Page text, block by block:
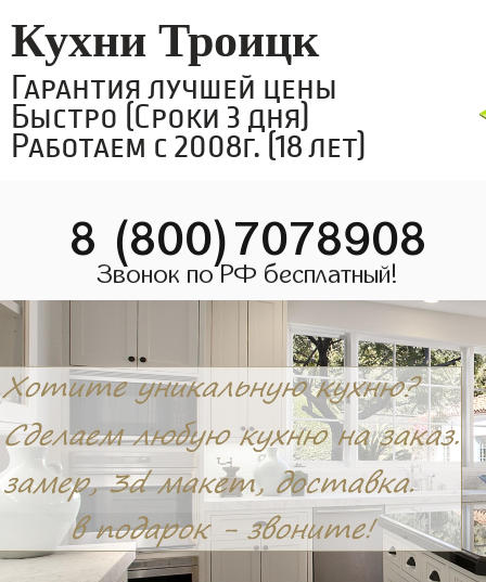
Кухни Троицк
Гарантия лучшей цены
Быстро (Сроки 3 дня)
Работаем с 2008г. (18 лет)
8 (800)7078908
Звонок по РФ бесплатный!